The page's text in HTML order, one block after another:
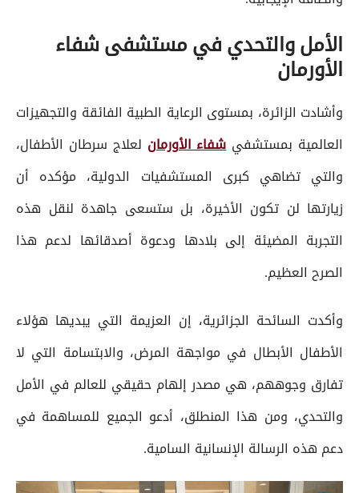
الأمل والتحدي في مستشفى شفاء
الأورمان
وأشادت الزائرة، بمستوى الرعاية الطبية الفائقة والتجهيزات
العالمية بمستشفيشفاء الأورمان لعلاج سرطان الأطفال،
والتي تضاهي كبرى المستشفيات الدولية، مؤكده أن
زيارتها لن تكون الأخيرة، بل ستسعى جاهدة لنقل هذه
التجربة المضيئة إلى بلادها ودعوة أصدقائها لدعم هذا
الصرح العظيم.
وأكدت السائحة الجزائرية، إن العزيمة التي يبديها هؤلاء
الأطفال الأبطال في مواجهة المرض، والابتسامة التي لا
تفارق وجوههم، هي مصدر إلهام حقيقي للعالم في الأمل
والتحدي، ومن هذا المنطلق، أدعو الجميع للمساهمة في
دعم هذه الرسالة الإنسانية السامية.